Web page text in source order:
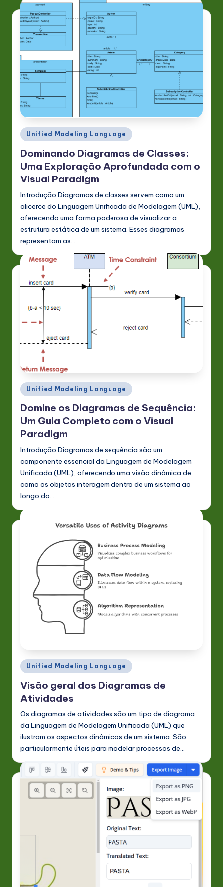
n
o
v
a
ti
n
Posted
in
Unified Modeling Language
Dominando Diagramas de Classes:
Uma Exploração Aprofundada com o
Visual Paradigm
Introdução Diagramas de classes servem como um
alicerce do Linguagem Unificada de Modelagem (UML),
oferecendo uma forma poderosa de visualizar a
estrutura estática de um sistema. Esses diagramas
representam as…
Posted
in
Unified Modeling Language
Domine os Diagramas de Sequência:
Um Guia Completo com o Visual
Paradigm
Introdução Diagramas de sequência são um
componente essencial da Linguagem de Modelagem
Unificada (UML), oferecendo uma visão dinâmica de
como os objetos interagem dentro de um sistema ao
longo do…
Posted
in
Unified Modeling Language
Visão geral dos Diagramas de
Atividades
Os diagramas de atividades são um tipo de diagrama
da Linguagem de Modelagem Unificada (UML) que
ilustram os aspectos dinâmicos de um sistema. São
particularmente úteis para modelar processos de…